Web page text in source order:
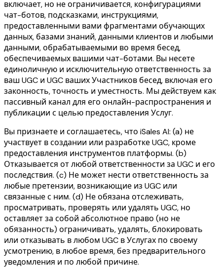
включает, но не ограничивается, конфигурациями
чат-ботов, подсказками, инструкциями,
предоставленными вами фрагментами обучающих
данных, базами знаний, данными клиентов и любыми
данными, обрабатываемыми во время бесед,
обеспечиваемых вашими чат-ботами. Вы несете
единоличную и исключительную ответственность за
ваш UGC и UGC ваших Участников бесед, включая его
законность, точность и уместность. Мы действуем как
пассивный канал для его онлайн-распространения и
публикации с целью предоставления Услуг.
Вы признаете и соглашаетесь, что iSales AI: (a) не
участвует в создании или разработке UGC, кроме
предоставления инструментов платформы. (b)
Отказывается от любой ответственности за UGC и его
последствия. (c) Не может нести ответственность за
любые претензии, возникающие из UGC или
связанные с ним. (d) Не обязана отслеживать,
просматривать, проверять или удалять UGC, но
оставляет за собой абсолютное право (но не
обязанность) ограничивать, удалять, блокировать
или отказывать в любом UGC в Услугах по своему
усмотрению, в любое время, без предварительного
уведомления и по любой причине.